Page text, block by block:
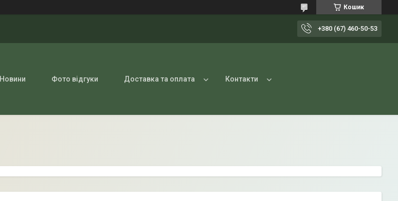
Кошик
+380 (67) 460-50-53
Новини Фото відгуки Доставка та оплата Контакти